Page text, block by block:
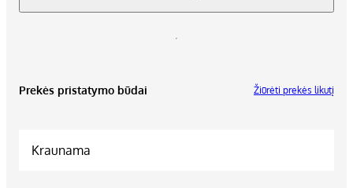
Prekės pristatymo būdai Žiūrėti prekės likutį
Kraunama